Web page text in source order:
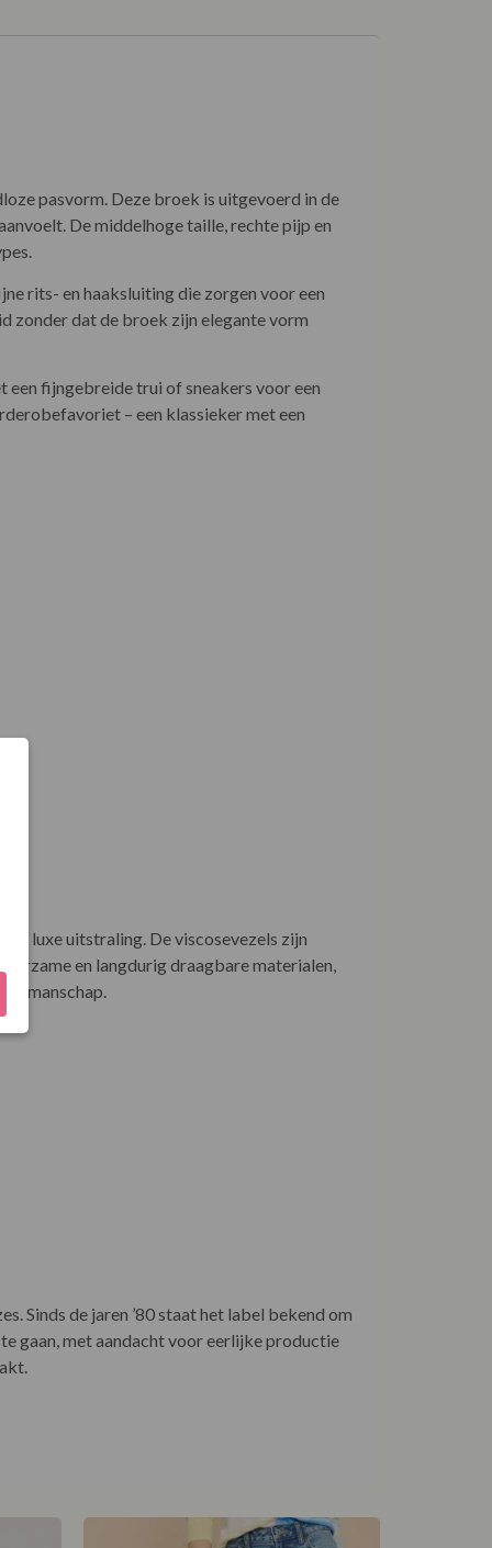
pasvorm. Deze broek is uitgevoerd in de
De middelhoge taille, rechte pijp en
rits- en haaksluiting die zorgen voor een
zonder dat de broek zijn elegante vorm
een fijngebreide trui of sneakers voor een
– een klassieker met een
luxe uitstraling. De viscosevezels zijn
en langdurig draagbare materialen,
Sinds de jaren ’80 staat het label bekend om
gaan, met aandacht voor eerlijke productie